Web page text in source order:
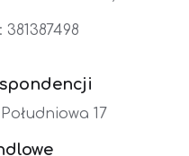
381387498
17